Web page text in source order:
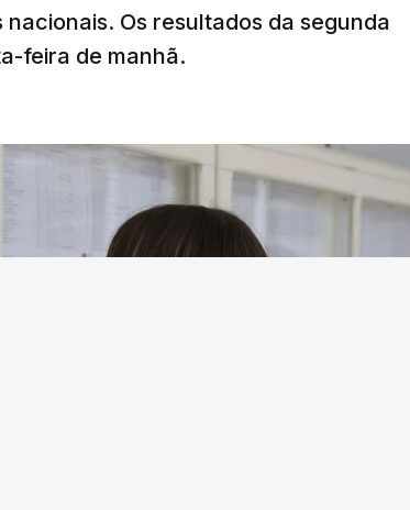
de Ensino Superior puderam
única prova de ingresso.
a regra que vigorou até 2024 (entre uma e
autonomia na fixação das condições de
Os resultados da segunda
feira de manhã.